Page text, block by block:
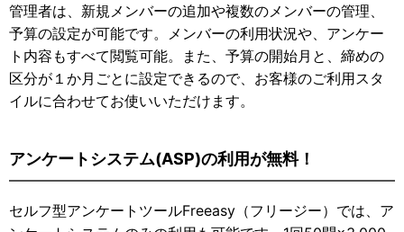
管理者は、新規メンバーの追加や複数のメンバーの管理、
予算の設定が可能です。メンバーの利用状況や、アンケー
ト内容もすべて閲覧可能。また、予算の開始月と、締めの
区分が１か月ごとに設定できるので、お客様のご利用スタ
イルに合わせてお使いいただけます。
アンケートシステム(ASP)の利用が無料！
セルフ型アンケートツールFreeasy（フリージー）では、ア